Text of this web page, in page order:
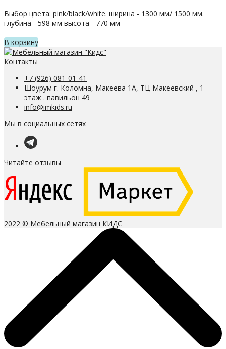
Выбор цвета: pink/black/white. ширина - 1300 мм/ 1500 мм.
глубина - 598 мм высота - 770 мм
В корзину
Контакты
+7 (926) 081-01-41
Шоурум г. Коломна, Макеева 1А, ТЦ Макеевский , 1
этаж . павильон 49
info@imkids.ru
Мы в социальных сетях
Читайте отзывы
2022 © Мебельный магазин КИДС